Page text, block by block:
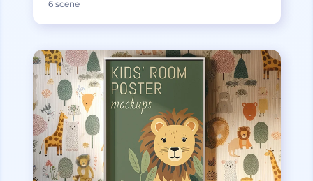
6 scene